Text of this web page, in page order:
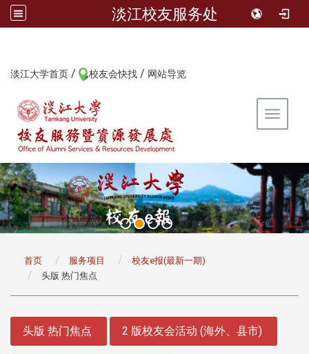
淡江校友服务处
淡江大学首页 / 校友会快找 / 网站导览
Toggle
首页 服务项目
校友e报(最新一期)
头版 热门焦点
头版 热门焦点 2 版校友会活动 (海外、县市)